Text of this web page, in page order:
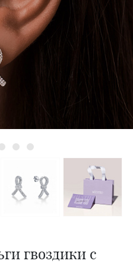
гвоздики с